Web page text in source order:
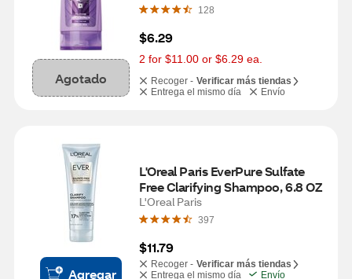
Agotado
128
$6.29
2 for $11.00 or $6.29 ea.
Recoger - Verificar más tiendas
Entrega el mismo día
Envío
Agregar
L'Oreal Paris EverPure Sulfate
Free Clarifying Shampoo, 6.8 OZ
L'Oreal Paris
397
$11.79
Recoger - Verificar más tiendas
Entrega el mismo día
Envío